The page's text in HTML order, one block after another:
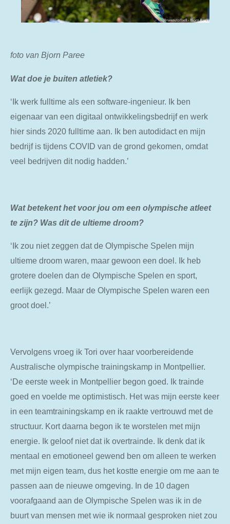
foto van Bjorn Paree
Wat doe je buiten atletiek?
‘Ik werk fulltime als een software-ingenieur. Ik ben
eigenaar van een digitaal ontwikkelingsbedrijf en werk
hier sinds 2020 fulltime aan. Ik ben autodidact en mijn
bedrijf is tijdens COVID van de grond gekomen, omdat
veel bedrijven dit nodig hadden.’
Wat betekent het voor jou om een ​​olympische atleet
te zijn? Was dit de ultieme droom?
‘Ik zou niet zeggen dat de Olympische Spelen mijn
ultieme droom waren, maar gewoon een doel. Ik heb
grotere doelen dan de Olympische Spelen en sport,
eerlijk gezegd. Maar de Olympische Spelen waren een
groot doel.’
Vervolgens vroeg ik Tori over haar voorbereidende
Australische olympische trainingskamp in Montpellier.
‘De eerste week in Montpellier begon goed. Ik trainde
goed en voelde me optimistisch. Het was mijn eerste keer
in een teamtrainingskamp en ik raakte vertrouwd met de
structuur. Kort daarna begon ik te worstelen met mijn
energie. Ik geloof niet dat ik overtrainde. Ik denk dat ik
mentaal en emotioneel gewend ben om alleen te werken
met mijn eigen team, dus het kostte energie om me aan te
passen aan de nieuwe omgeving. In de 10 dagen
voorafgaand aan de Olympische Spelen was ik in de
buurt van mensen met wie ik normaal gesproken niet zou